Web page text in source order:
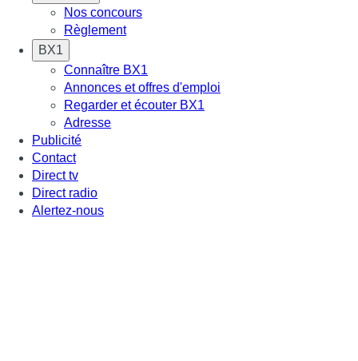
Nos concours
Règlement
BX1
Connaître BX1
Annonces et offres d'emploi
Regarder et écouter BX1
Adresse
Publicité
Contact
Direct tv
Direct radio
Alertez-nous